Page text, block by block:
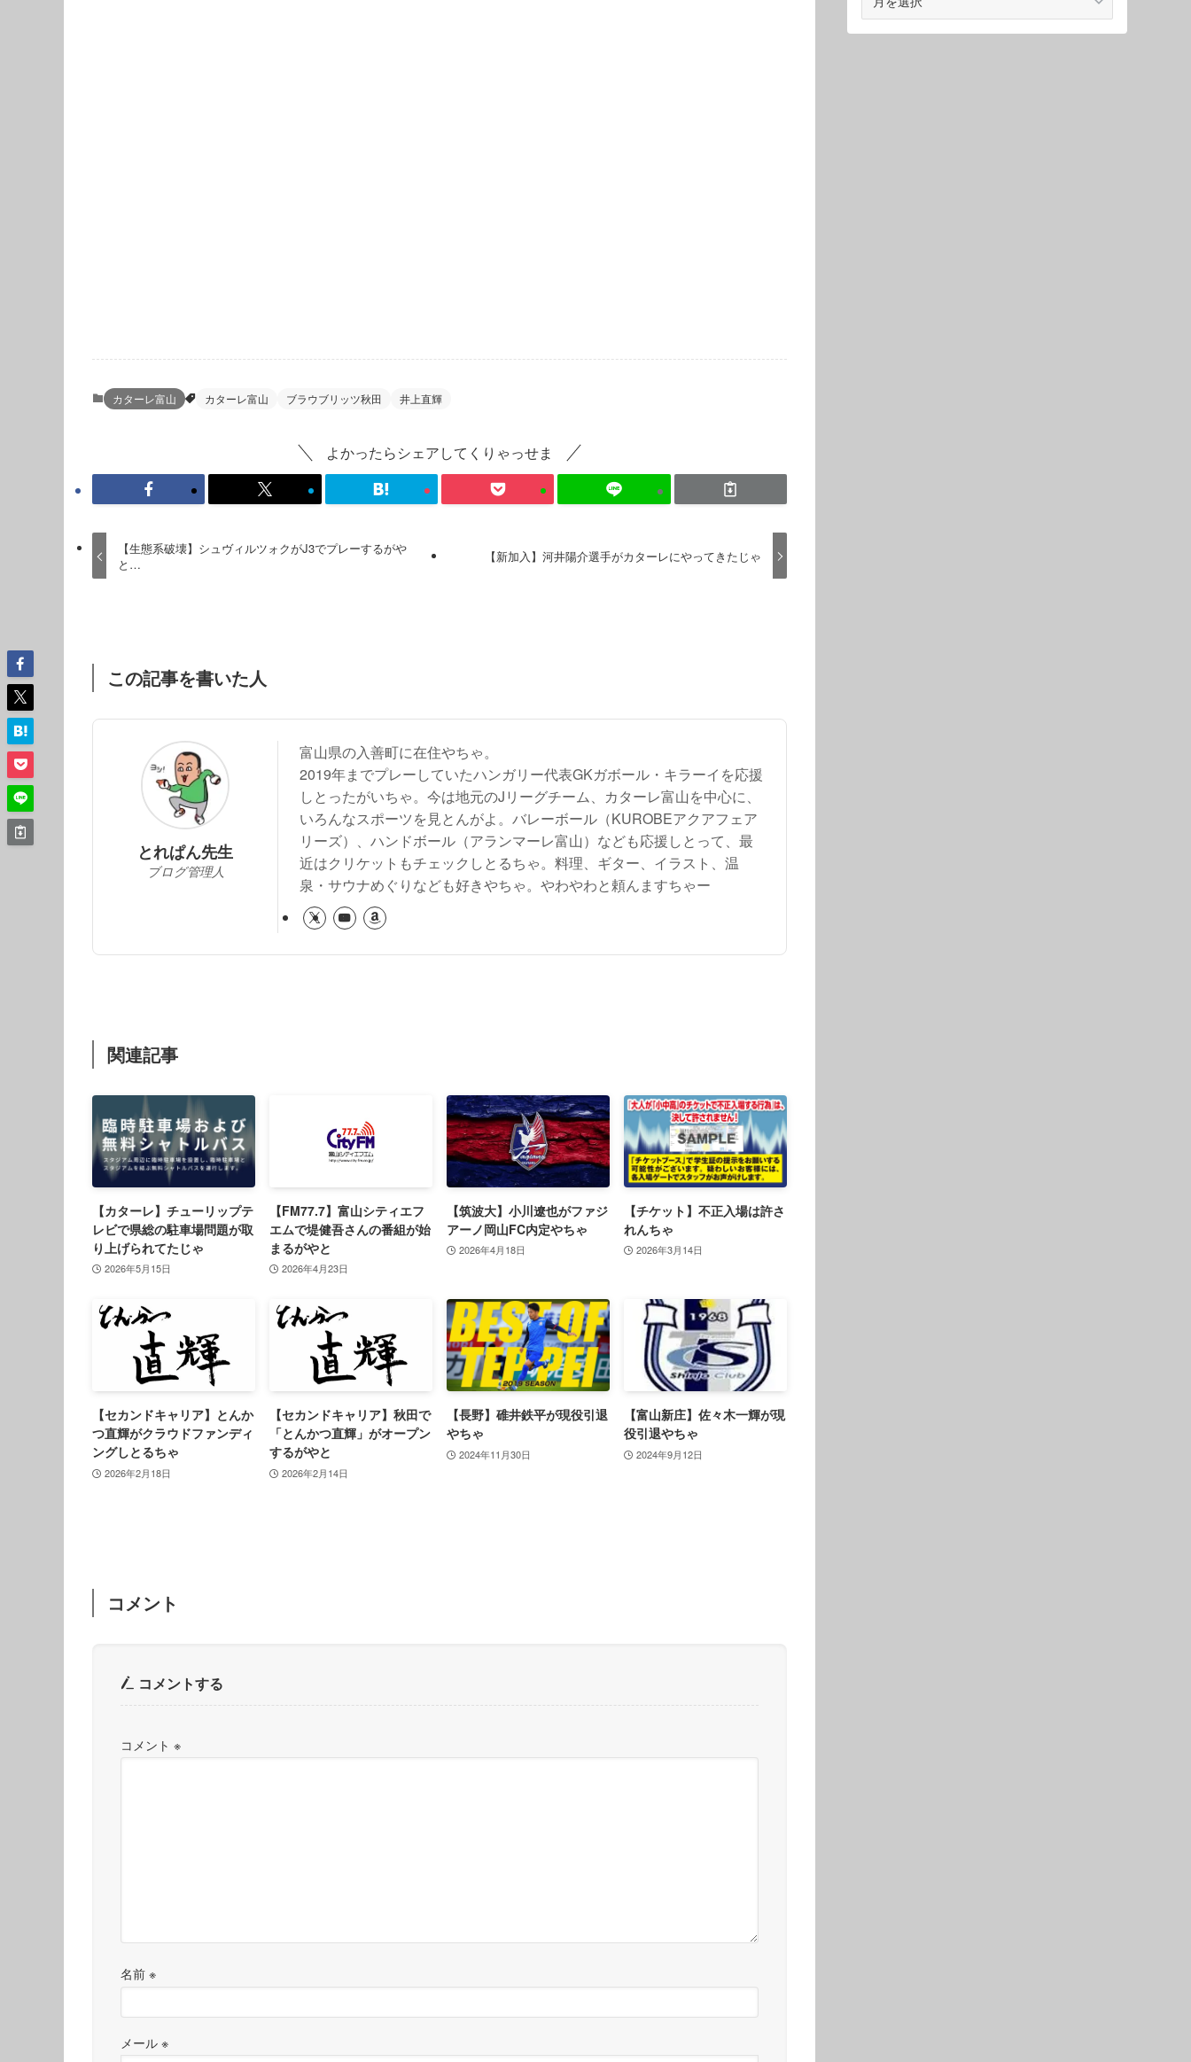
カターレ富山 カターレ富山 ブラウブリッツ秋田 井上直輝
よかったらシェアしてくりゃっせま
【生態系破壊】シュヴィルツォクがJ3でプレーするがや
と…
【新加入】河井陽介選手がカターレにやってきたじゃ
この記事を書いた人
とれぱん先生
ブログ管理人
富山県の入善町に在住やちゃ。
2019年までプレーしていたハンガリー代表GKガボール・キラーイを応援
しとったがいちゃ。今は地元のJリーグチーム、カターレ富山を中心に、
いろんなスポーツを見とんがよ。バレーボール（KUROBEアクアフェア
リーズ）、ハンドボール（アランマーレ富山）なども応援しとって、最
近はクリケットもチェックしとるちゃ。料理、ギター、イラスト、温
泉・サウナめぐりなども好きやちゃ。やわやわと頼んますちゃー
関連記事
【カターレ】チューリップテ
レビで県総の駐車場問題が取
り上げられてたじゃ
2026年5月15日
【FM77.7】富山シティエフ
エムで堤健吾さんの番組が始
まるがやと
2026年4月23日
【筑波大】小川遼也がファジ
アーノ岡山FC内定やちゃ
2026年4月18日
【チケット】不正入場は許さ
れんちゃ
2026年3月14日
【セカンドキャリア】とんか
つ直輝がクラウドファンディ
ングしとるちゃ
2026年2月18日
【セカンドキャリア】秋田で
「とんかつ直輝」がオープン
するがやと
2026年2月14日
【長野】碓井鉄平が現役引退
やちゃ
2024年11月30日
【富山新庄】佐々木一輝が現
役引退やちゃ
2024年9月12日
コメント
コメントする
コメント ※
名前※
メール※
カ